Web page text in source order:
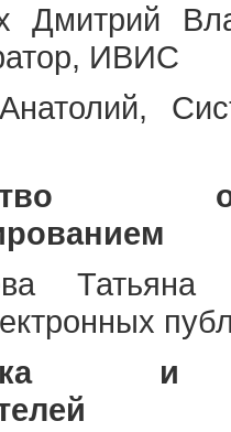
Дмитрий
ИВИС
Татьяна
и